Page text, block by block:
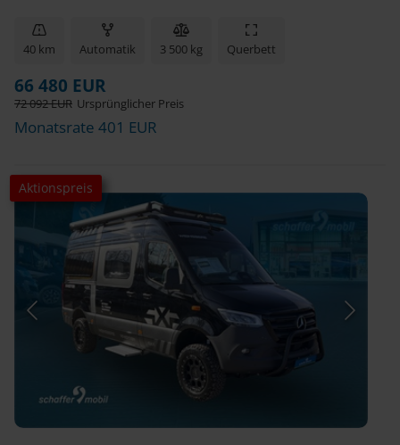
40 km Automatik 3 500 kg Querbett
66 480 EUR
72 092 EUR Ursprünglicher Preis
Monatsrate 401 EUR
Aktionspreis